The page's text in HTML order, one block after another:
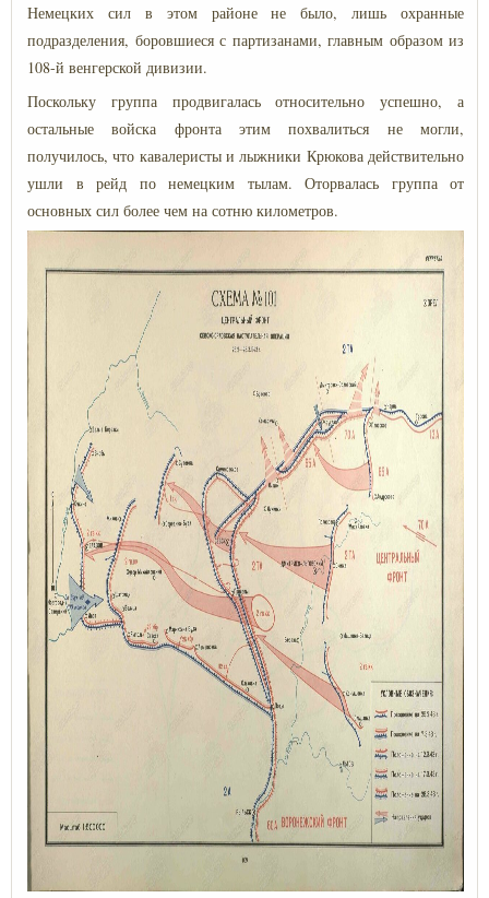
Немецких сил в этом районе не было, лишь охранные
подразделения, боровшиеся с партизанами, главным образом из
108-й венгерской дивизии.
Поскольку группа продвигалась относительно успешно, а
остальные войска фронта этим похвалиться не могли,
получилось, что кавалеристы и лыжники Крюкова действительно
ушли в рейд по немецким тылам. Оторвалась группа от
основных сил более чем на сотню километров.